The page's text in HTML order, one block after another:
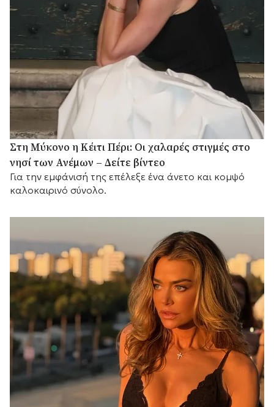
Στη Μύκονο η Κέιτι Πέρι: Οι χαλαρές στιγμές στο
νησί των Ανέμων – Δείτε βίντεο
Για την εμφάνισή της επέλεξε ένα άνετο και κομψό
καλοκαιρινό σύνολο.